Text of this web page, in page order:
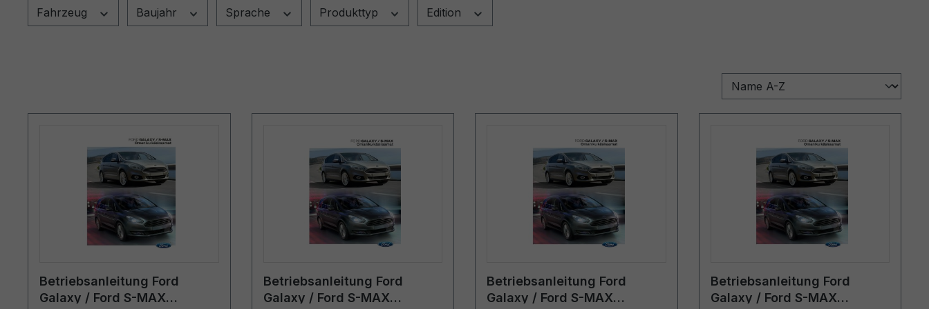
Fahrzeug Baujahr Sprache Produkttyp Edition
Betriebsanleitung Ford
Galaxy / Ford S-MAX
Betriebsanleitung Ford
Galaxy / Ford S-MAX
Betriebsanleitung Ford
Galaxy / Ford S-MAX
Betriebsanleitung Ford
Galaxy / Ford S-MAX